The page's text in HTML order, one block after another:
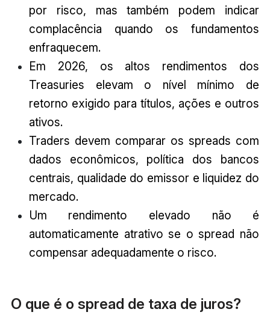
por risco, mas também podem indicar
complacência quando os fundamentos
enfraquecem.
Em 2026, os altos rendimentos dos
Treasuries elevam o nível mínimo de
retorno exigido para títulos, ações e outros
ativos.
Traders devem comparar os spreads com
dados econômicos, política dos bancos
centrais, qualidade do emissor e liquidez do
mercado.
Um rendimento elevado não é
automaticamente atrativo se o spread não
compensar adequadamente o risco.
O que é o spread de taxa de juros?